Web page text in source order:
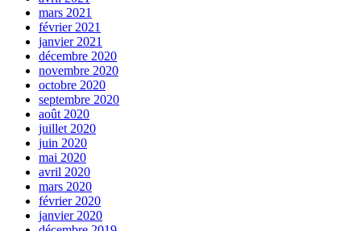
mars 2021
février 2021
janvier 2021
décembre 2020
novembre 2020
octobre 2020
septembre 2020
août 2020
juillet 2020
juin 2020
mai 2020
avril 2020
mars 2020
février 2020
janvier 2020